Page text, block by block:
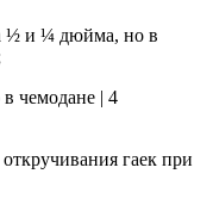
½ и ¼ дюйма, но в
гаек при